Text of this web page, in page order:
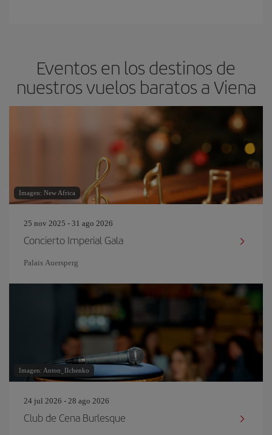
Eventos en los destinos de
nuestros vuelos baratos a Viena
Imagen: New Africa
25 nov 2025 - 31 ago 2026
Concierto Imperial Gala
Palais Auersperg
Imagen: Anton_Ilchenko
24 jul 2026 - 28 ago 2026
Club de Cena Burlesque